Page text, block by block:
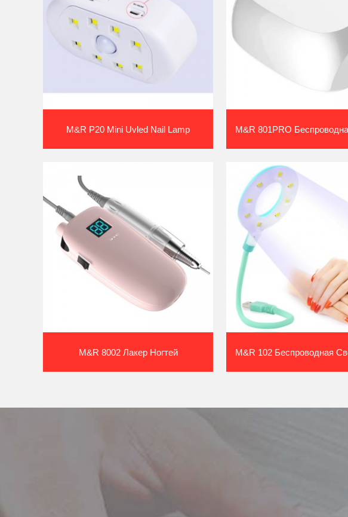
M&r P20 Mini Uvled Nail Lamp
M&r 8002 Лакер Ногтей